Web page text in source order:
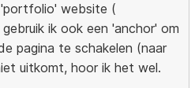
'portfolio' website (
gebruik ik ook een 'anchor' om
pagina te schakelen (naar
uitkomt, hoor ik het wel.